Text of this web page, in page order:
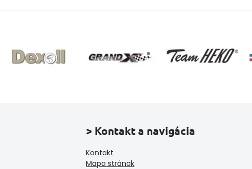
> Kontakt a navigácia
Kontakt
Mapa stránok